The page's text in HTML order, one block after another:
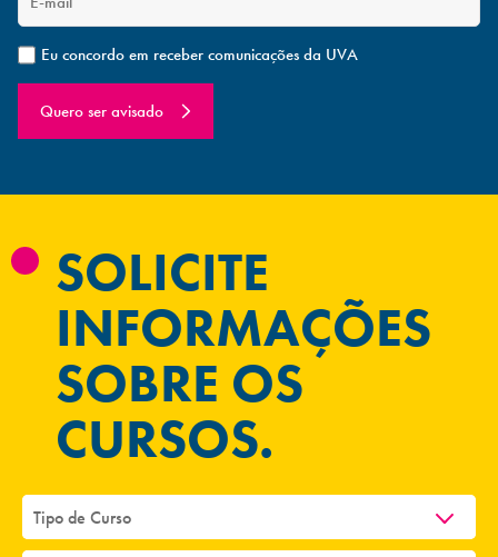
Eu concordo em receber comunicações da UVA
Quero ser avisado
SOLICITE
INFORMAÇÕES
SOBRE OS
CURSOS.